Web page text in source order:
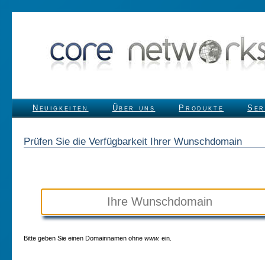
Neuigkeiten Über uns Produkte
Prüfen Sie die Verfügbarkeit Ihrer Wunschdomain
Bitte geben Sie einen Domainnamen ohne www. ein.